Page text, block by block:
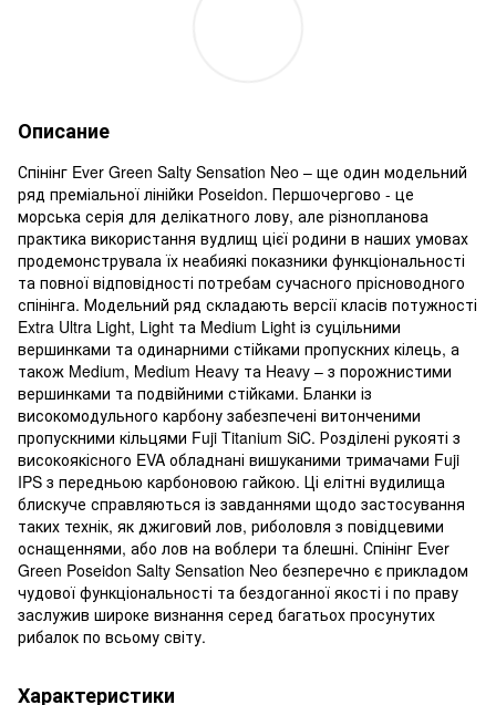
Описание
Спінінг Ever Green Salty Sensation Neo – ще один модельний
ряд преміальної лінійки Poseidon. Першочергово - це
морська серія для делікатного лову, але різнопланова
практика використання вудлищ цієї родини в наших умовах
продемонструвала їх неабиякі показники функціональності
та повної відповідності потребам сучасного прісноводного
спінінга. Модельний ряд складають версії класів потужності
Extra Ultra Light, Light та Medium Light із суцільними
вершинками та одинарними стійками пропускних кілець, а
також Medium, Medium Heavy та Heavy – з порожнистими
вершинками та подвійними стійками. Бланки із
високомодульного карбону забезпечені витонченими
пропускними кільцями Fuji Titanium SiC. Розділені рукояті з
високоякісного EVA обладнані вишуканими тримачами Fuji
IPS з передньою карбоновою гайкою. Ці елітні вудилища
блискуче справляються із завданнями щодо застосування
таких технік, як джиговий лов, риболовля з повідцевими
оснащеннями, або лов на воблери та блешні. Спінінг Ever
Green Poseidon Salty Sensation Neo безперечно є прикладом
чудової функціональності та бездоганної якості і по праву
заслужив широке визнання серед багатьох просунутих
рибалок по всьому світу.
Характеристики